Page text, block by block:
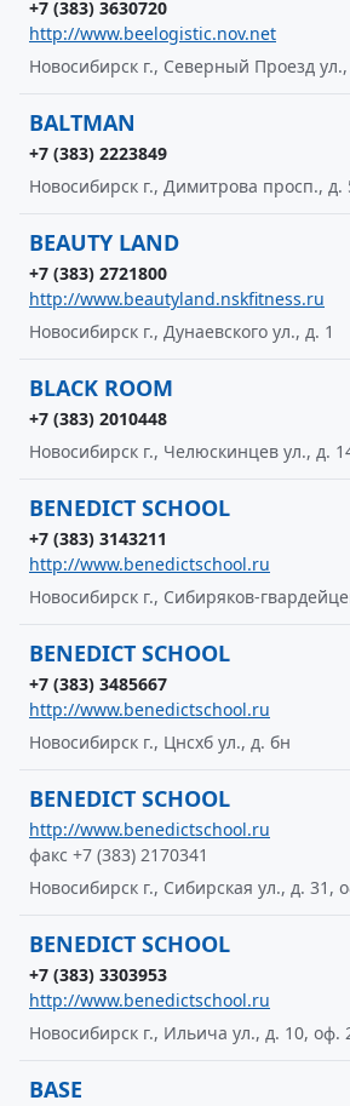
+7 (383) 3630720
http://www.beelogistic.nov.net
Новосибирск г., Северный Проезд ул.,
BALTMAN
+7 (383) 2223849
Новосибирск г., Димитрова просп., д.
BEAUTY LAND
+7 (383) 2721800
http://www.beautyland.nskfitness.ru
Новосибирск г., Дунаевского ул., д. 1
BLACK ROOM
+7 (383) 2010448
Новосибирск г., Челюскинцев ул., д.
BENEDICT SCHOOL
+7 (383) 3143211
http://www.benedictschool.ru
Новосибирск г., Сибиряков-
BENEDICT SCHOOL
+7 (383) 3485667
http://www.benedictschool.ru
Новосибирск г., Цнсхб ул., д. бн
BENEDICT SCHOOL
http://www.benedictschool.ru
факс +7 (383) 2170341
Новосибирск г., Сибирская ул., д. 31,
BENEDICT SCHOOL
+7 (383) 3303953
http://www.benedictschool.ru
Новосибирск г., Ильича ул., д. 10, оф.
BASE